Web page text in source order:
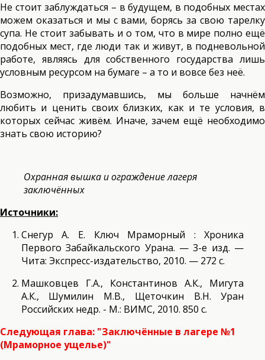
Не стоит заблуждаться – в будущем, в подобных местах
можем оказаться и мы с вами, борясь за свою тарелку
супа. Не стоит забывать и о том, что в мире полно ещё
подобных мест, где люди так и живут, в подневольной
работе, являясь для собственного государства лишь
условным ресурсом на бумаге – а то и вовсе без неё.
Возможно, призадумавшись, мы больше начнём
любить и ценить своих близких, как и те условия, в
которых сейчас живём. Иначе, зачем ещё необходимо
знать свою историю?
Охранная вышка и ограждение лагеря
заключённых
Источники:
Снегур А. Е. Ключ Мраморный : Хроника
Первого Забайкальского Урана. — 3-е изд. —
Чита: Экспресс-издательство, 2010. — 272 с.
Машковцев Г.А., Константинов А.К., Мигута
А.К., Шумилин М.В., Щеточкин В.Н. Уран
Российских недр. - М.: ВИМС, 2010. 850 с.
Следующая глава: "Заключённые в лагере №1
(Мраморное ущелье)"